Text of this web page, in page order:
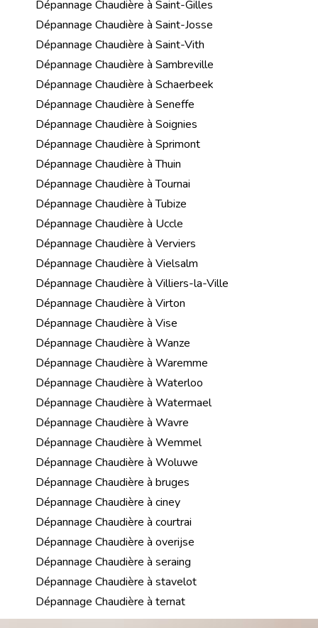
Dépannage Chaudière à Saint-Gilles
Dépannage Chaudière à Saint-Josse
Dépannage Chaudière à Saint-Vith
Dépannage Chaudière à Sambreville
Dépannage Chaudière à Schaerbeek
Dépannage Chaudière à Seneffe
Dépannage Chaudière à Soignies
Dépannage Chaudière à Sprimont
Dépannage Chaudière à Thuin
Dépannage Chaudière à Tournai
Dépannage Chaudière à Tubize
Dépannage Chaudière à Uccle
Dépannage Chaudière à Verviers
Dépannage Chaudière à Vielsalm
Dépannage Chaudière à Villiers-la-Ville
Dépannage Chaudière à Virton
Dépannage Chaudière à Vise
Dépannage Chaudière à Wanze
Dépannage Chaudière à Waremme
Dépannage Chaudière à Waterloo
Dépannage Chaudière à Watermael
Dépannage Chaudière à Wavre
Dépannage Chaudière à Wemmel
Dépannage Chaudière à Woluwe
Dépannage Chaudière à bruges
Dépannage Chaudière à ciney
Dépannage Chaudière à courtrai
Dépannage Chaudière à overijse
Dépannage Chaudière à seraing
Dépannage Chaudière à stavelot
Dépannage Chaudière à ternat